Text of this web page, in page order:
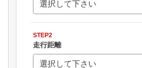
STEP2
走行距離